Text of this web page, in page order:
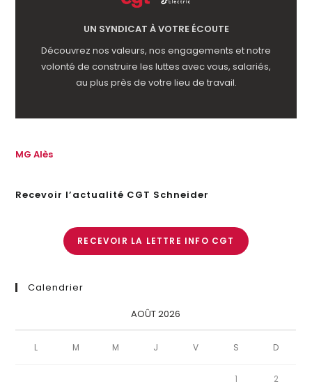
UN SYNDICAT À VOTRE ÉCOUTE
Découvrez nos valeurs, nos engagements et notre
volonté de construire les luttes avec vous, salariés,
au plus près de votre lieu de travail.
MG Alès
Recevoir l’actualité CGT Schneider
RECEVOIR LA LETTRE INFO CGT
Calendrier
AOÛT 2026
L M M J V S D
1 2